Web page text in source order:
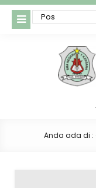
Anda ada di :